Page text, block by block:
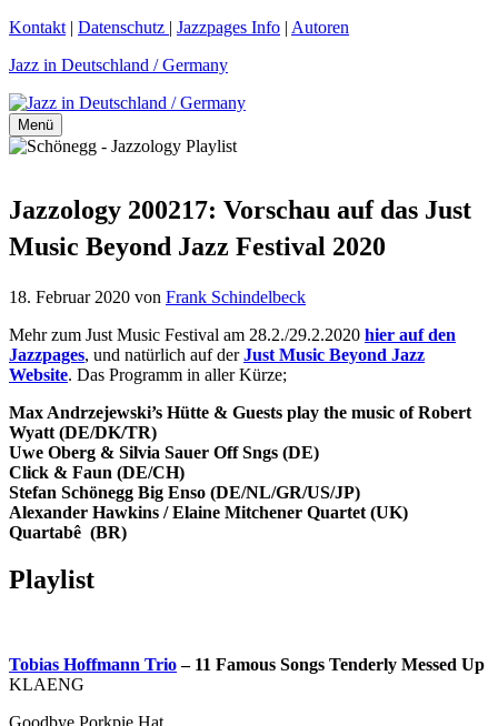
Zum
springen
Kontakt | Datenschutz | Jazzpages Info | Autoren
Jazz in Deutschland / Germany
Menü
Jazzology 200217: Vorschau auf das Just
Music Beyond Jazz Festival 2020
18. Februar 2020 von Frank Schindelbeck
Mehr zum Just Music Festival am 28.2./29.2.2020 hier auf den
Jazzpages, und natürlich auf derJust Music Beyond Jazz
Website. Das Programm in aller Kürze;
Max Andrzejewski’s Hütte & Guests play the music of Robert
Wyatt (DE/DK/TR)
Uwe Oberg & Silvia Sauer Off Sngs (DE)
Click & Faun (DE/CH)
Stefan Schönegg Big Enso (DE/NL/GR/US/JP)
Alexander Hawkins / Elaine Mitchener Quartet (UK)
Quartabê (BR)
Playlist
Tobias Hoffmann Trio– 11 Famous Songs Tenderly Messed Up
KLAENG
Goodbye Porkpie Hat